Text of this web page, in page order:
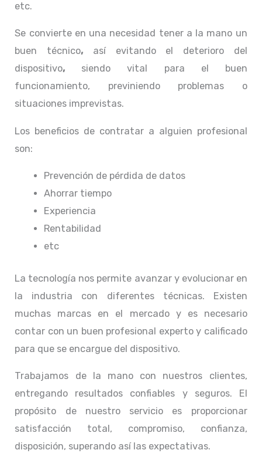
etc.
Se convierte en una necesidad tener a la mano un
buen técnico, así evitando el deterioro del
dispositivo, siendo vital para el buen
funcionamiento, previniendo problemas o
situaciones imprevistas.
Los beneficios de contratar a alguien profesional
son:
Prevención de pérdida de datos
Ahorrar tiempo
Experiencia
Rentabilidad
etc
La tecnología nos permite avanzar y evolucionar en
la industria con diferentes técnicas. Existen
muchas marcas en el mercado y es necesario
contar con un buen profesional experto y calificado
para que se encargue del dispositivo.
Trabajamos de la mano con nuestros clientes,
entregando resultados confiables y seguros. El
propósito de nuestro servicio es proporcionar
satisfacción total, compromiso, confianza,
disposición, superando así las expectativas.